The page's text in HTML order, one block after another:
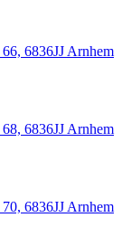
6836JJ Arnhem
6836JJ Arnhem
6836JJ Arnhem